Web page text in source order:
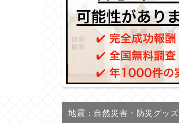
地震：自然災害・防災グッズ